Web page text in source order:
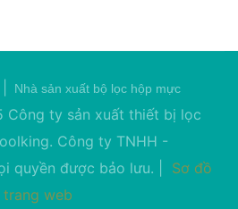
Nhà sản xuất bộ lọc hộp mực
Công ty sản xuất thiết bị lọc
Công ty TNHH -
quyền được bảo lưu. |
Sơ đồ
trang web